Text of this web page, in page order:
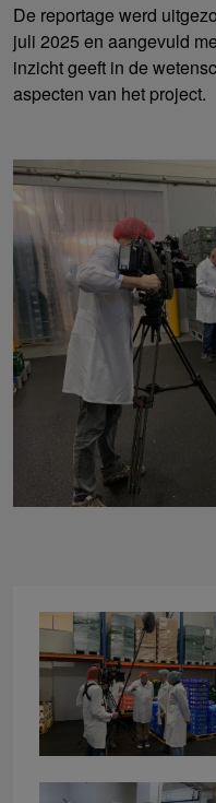
De reportage werd
juli 2025 en aangevuld
inzicht geeft in de
aspecten van het project.